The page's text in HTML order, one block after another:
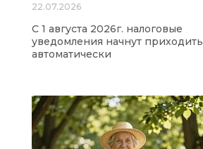
22.07.2026
С 1 августа 2026г. налоговые
уведомления начнут приходить
автоматически